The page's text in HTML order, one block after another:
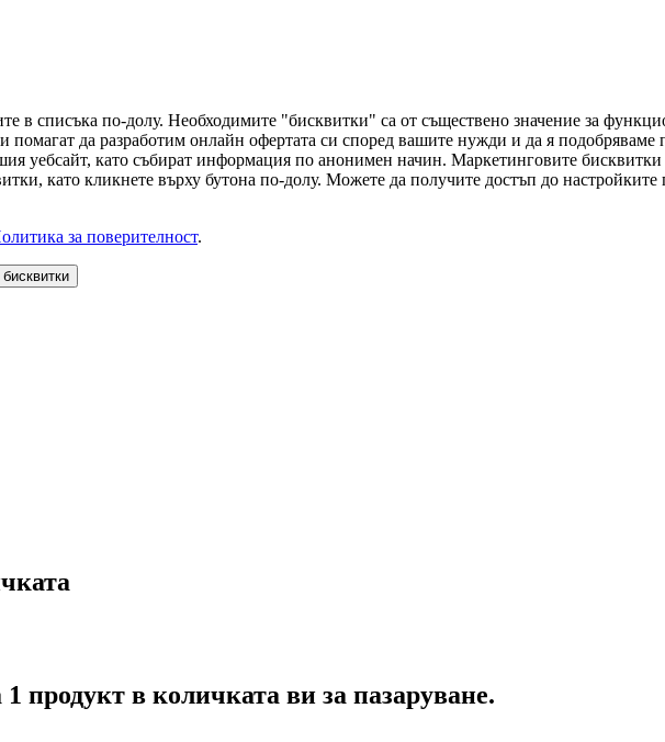
в списъка по-долу. Необходимите "бисквитки" са от съществено значение за
да разработим онлайн офертата си според вашите нужди и да я подобряваме
уебсайт, като събират информация по анонимен начин. Маркетинговите
като кликнете върху бутона по-долу. Можете да получите достъп до
за поверителност.
продукт в количката ви за пазаруване.